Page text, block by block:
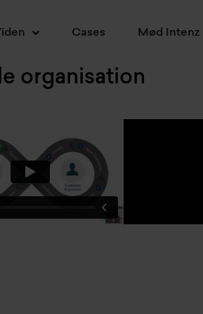
Cases Mød Intenz
organisation